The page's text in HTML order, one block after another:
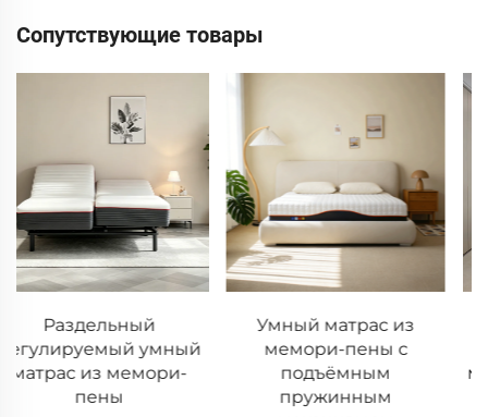
Сопутствующие товары
Умный матрас из
мемори-пены с
подъёмным
пружинным
Умные матрасы с
функцией
мониторинга данных о
сне